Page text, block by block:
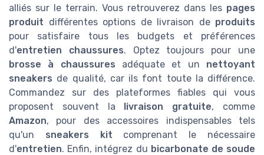
alliés sur le terrain. Vous retrouverez dans les pages
produit différentes options de livraison de produits
pour satisfaire tous les budgets et préférences
d'entretien chaussures. Optez toujours pour une
brosse à chaussures adéquate et un nettoyant
sneakers de qualité, car ils font toute la différence.
Commandez sur des plateformes fiables qui vous
proposent souvent la livraison gratuite, comme
Amazon, pour des accessoires indispensables tels
qu'un sneakers kit comprenant le nécessaire
d'entretien. Enfin, intégrez du bicarbonate de soude